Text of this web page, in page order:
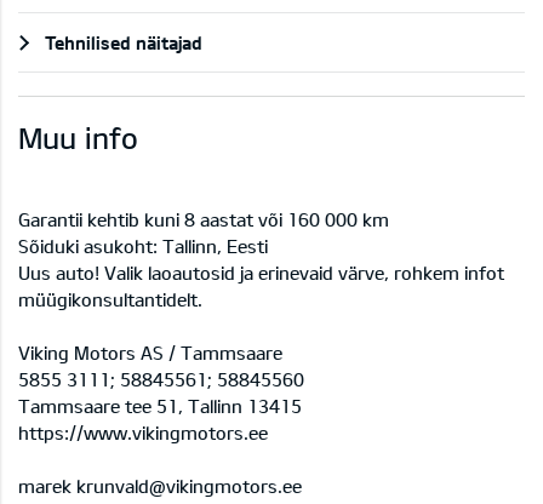
Tehnilised näitajad
Muu info
Garantii kehtib kuni 8 aastat või 160 000 km
Sõiduki asukoht: Tallinn, Eesti
Uus auto! Valik laoautosid ja erinevaid värve, rohkem infot
müügikonsultantidelt.
Viking Motors AS / Tammsaare
5855 3111; 58845561; 58845560
Tammsaare tee 51, Tallinn 13415
https://www.vikingmotors.ee
marek krunvald@vikingmotors.ee